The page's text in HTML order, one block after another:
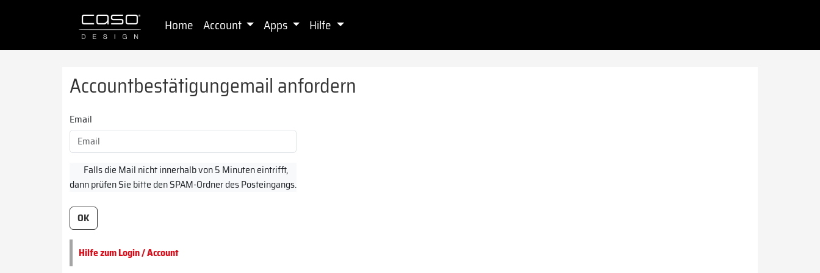
Home Account Apps Hilfe
Accountbestätigungemail anfordern
Email
Falls die Mail nicht innerhalb von 5 Minuten eintrifft,
dann prüfen Sie bitte den SPAM-Ordner des Posteingangs.
Hilfe zum Login / Account